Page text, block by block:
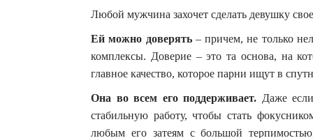
Любой мужчина захочет сделать девушку
Ей можно доверять– причем, не только
комплексы. Доверие – это та основа, на
главное качество, которое парни ищут в
Она во всем его поддерживает. Даже
стабильную работу, чтобы стать
любым его затеям с большой